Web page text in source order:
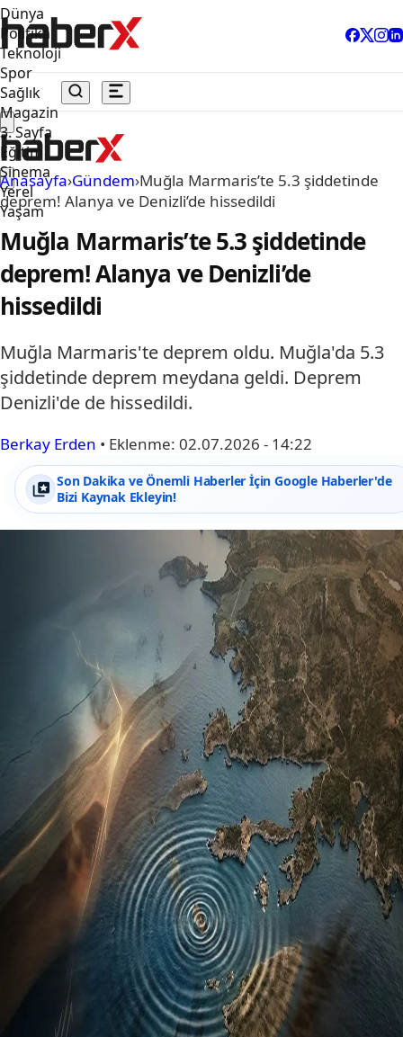
Dünya
Politika
Teknoloji
Spor
Sağlık
Magazin
3. Sayfa
Eğitim
Sinema
Yerel
Yaşam
Anasayfa›Gündem›Muğla Marmaris’te 5.3 şiddetinde
deprem! Alanya ve Denizli’de hissedildi
Muğla Marmaris’te 5.3 şiddetinde
deprem! Alanya ve Denizli’de
hissedildi
Muğla Marmaris'te deprem oldu. Muğla'da 5.3
şiddetinde deprem meydana geldi. Deprem
Denizli'de de hissedildi.
Berkay Erden • Eklenme: 02.07.2026 - 14:22
Son Dakika ve Önemli Haberler İçin Google Haberler'de
Bizi Kaynak Ekleyin!